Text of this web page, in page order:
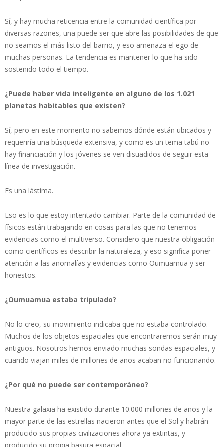
Sí, y hay mucha reticencia entre la comunidad científica por
diversas razones, una puede ser que abre las posibilidades de que
no seamos el más listo del barrio, y eso amenaza el ego de
muchas personas. La tendencia es mantener lo que ha sido
sostenido todo el tiempo.
¿Puede haber vida inteligente en alguno de los 1.021
planetas habitables que existen?
Sí, pero en este momento no sabemos dónde están ubicados y
requeriría una búsqueda extensiva, y como es un tema tabú no
hay financiación y los jóvenes se ven disuadidos de seguir esta ­
línea de investigación.
Es una lástima.
Eso es lo que estoy intentado cambiar. Parte de la comunidad de
físicos están trabajando en cosas para las que no tenemos
evidencias como el multiverso. Considero que nuestra obligación
como científicos es describir la naturaleza, y eso significa poner
atención a las anomalías y evidencias como Oumuamua y ser
honestos.
¿Oumuamua estaba tripulado?
No lo creo, su movimiento indicaba que no estaba controlado.
Muchos de los objetos espaciales que encontraremos serán muy
antiguos. Nosotros hemos enviado muchas sondas espaciales, y
cuando viajan miles de millones de años acaban no funcionando.
¿Por qué no puede ser contemporáneo?
Nuestra galaxia ha existido durante 10.000 millones de años y la
mayor parte de las estrellas nacieron antes que el Sol y habrán
producido sus propias civilizaciones ahora ya extintas, y
producido su propia basura espacial.